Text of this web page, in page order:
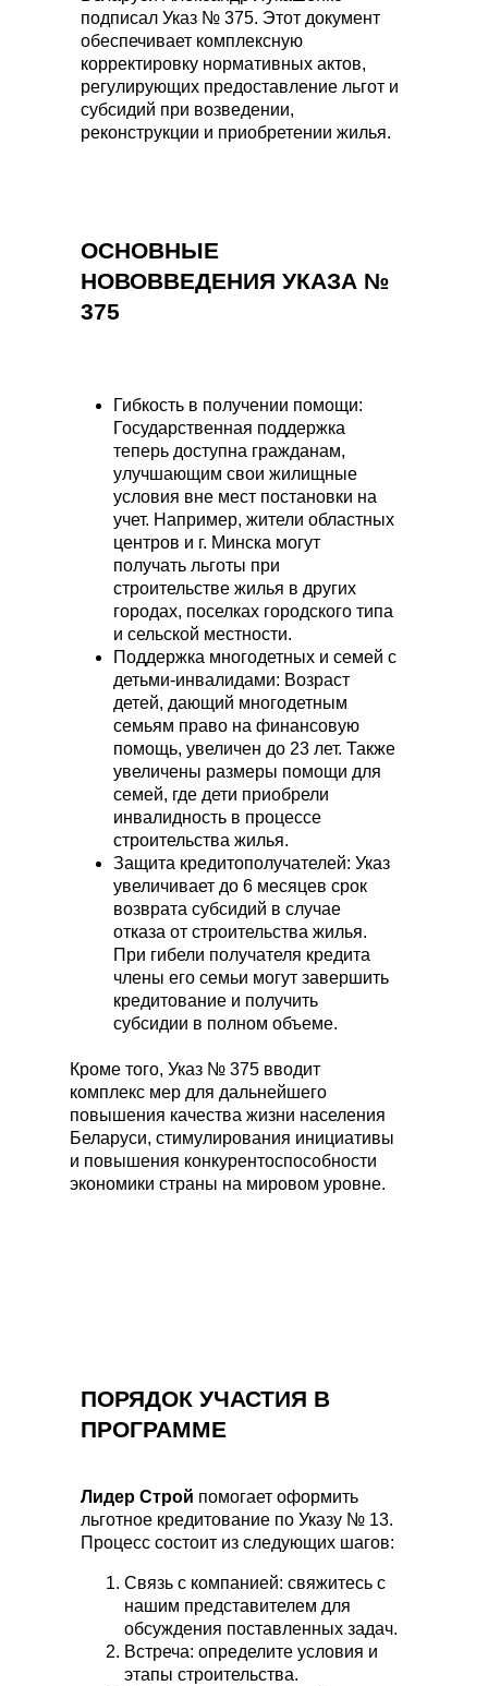
подписал Указ № 375. Этот документ
обеспечивает комплексную
корректировку нормативных актов,
регулирующих предоставление льгот и
субсидий при возведении,
реконструкции и приобретении жилья.
ОСНОВНЫЕ
НОВОВВЕДЕНИЯ УКАЗА №
375
Гибкость в получении помощи:
Государственная поддержка
теперь доступна гражданам,
улучшающим свои жилищные
условия вне мест постановки на
учет. Например, жители областных
центров и г. Минска могут
получать льготы при
строительстве жилья в других
городах, поселках городского типа
и сельской местности.
Поддержка многодетных и семей с
детьми-инвалидами: Возраст
детей, дающий многодетным
семьям право на финансовую
помощь, увеличен до 23 лет. Также
увеличены размеры помощи для
семей, где дети приобрели
инвалидность в процессе
строительства жилья.
Защита кредитополучателей: Указ
увеличивает до 6 месяцев срок
возврата субсидий в случае
отказа от строительства жилья.
При гибели получателя кредита
члены его семьи могут завершить
кредитование и получить
субсидии в полном объеме.
Кроме того, Указ № 375 вводит
комплекс мер для дальнейшего
повышения качества жизни населения
Беларуси, стимулирования инициативы
и повышения конкурентоспособности
экономики страны на мировом уровне.
ПОРЯДОК УЧАСТИЯ В
ПРОГРАММЕ
Лидер Строй помогает оформить
льготное кредитование по Указу № 13.
Процесс состоит из следующих шагов:
Связь с компанией: свяжитесь с
нашим представителем для
обсуждения поставленных задач.
Встреча: определите условия и
этапы строительства.
«Нажимая на кнопку, Вы даете согласие
соглашаетесь c политикой
конфиденциальности».
Оставить заявку
Оставьте заявку, и мы свяжемся с
Вами в ближайшее время
ВСЕГДА НА СВЯЗИ,
ЧТОБЫ ВАМ ПОМОЧЬ
+375
Заказать
ОБРАТНЫЙ ЗВОНОК
Готовые решения
Кредиты и субсидии
Калькулятор